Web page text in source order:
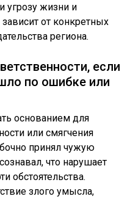
угрозу жизни и
от конкретных
региона.
если
по ошибке или
основанием для
или смягчения
принял чужую
что нарушает
обстоятельства.
злого умысла,